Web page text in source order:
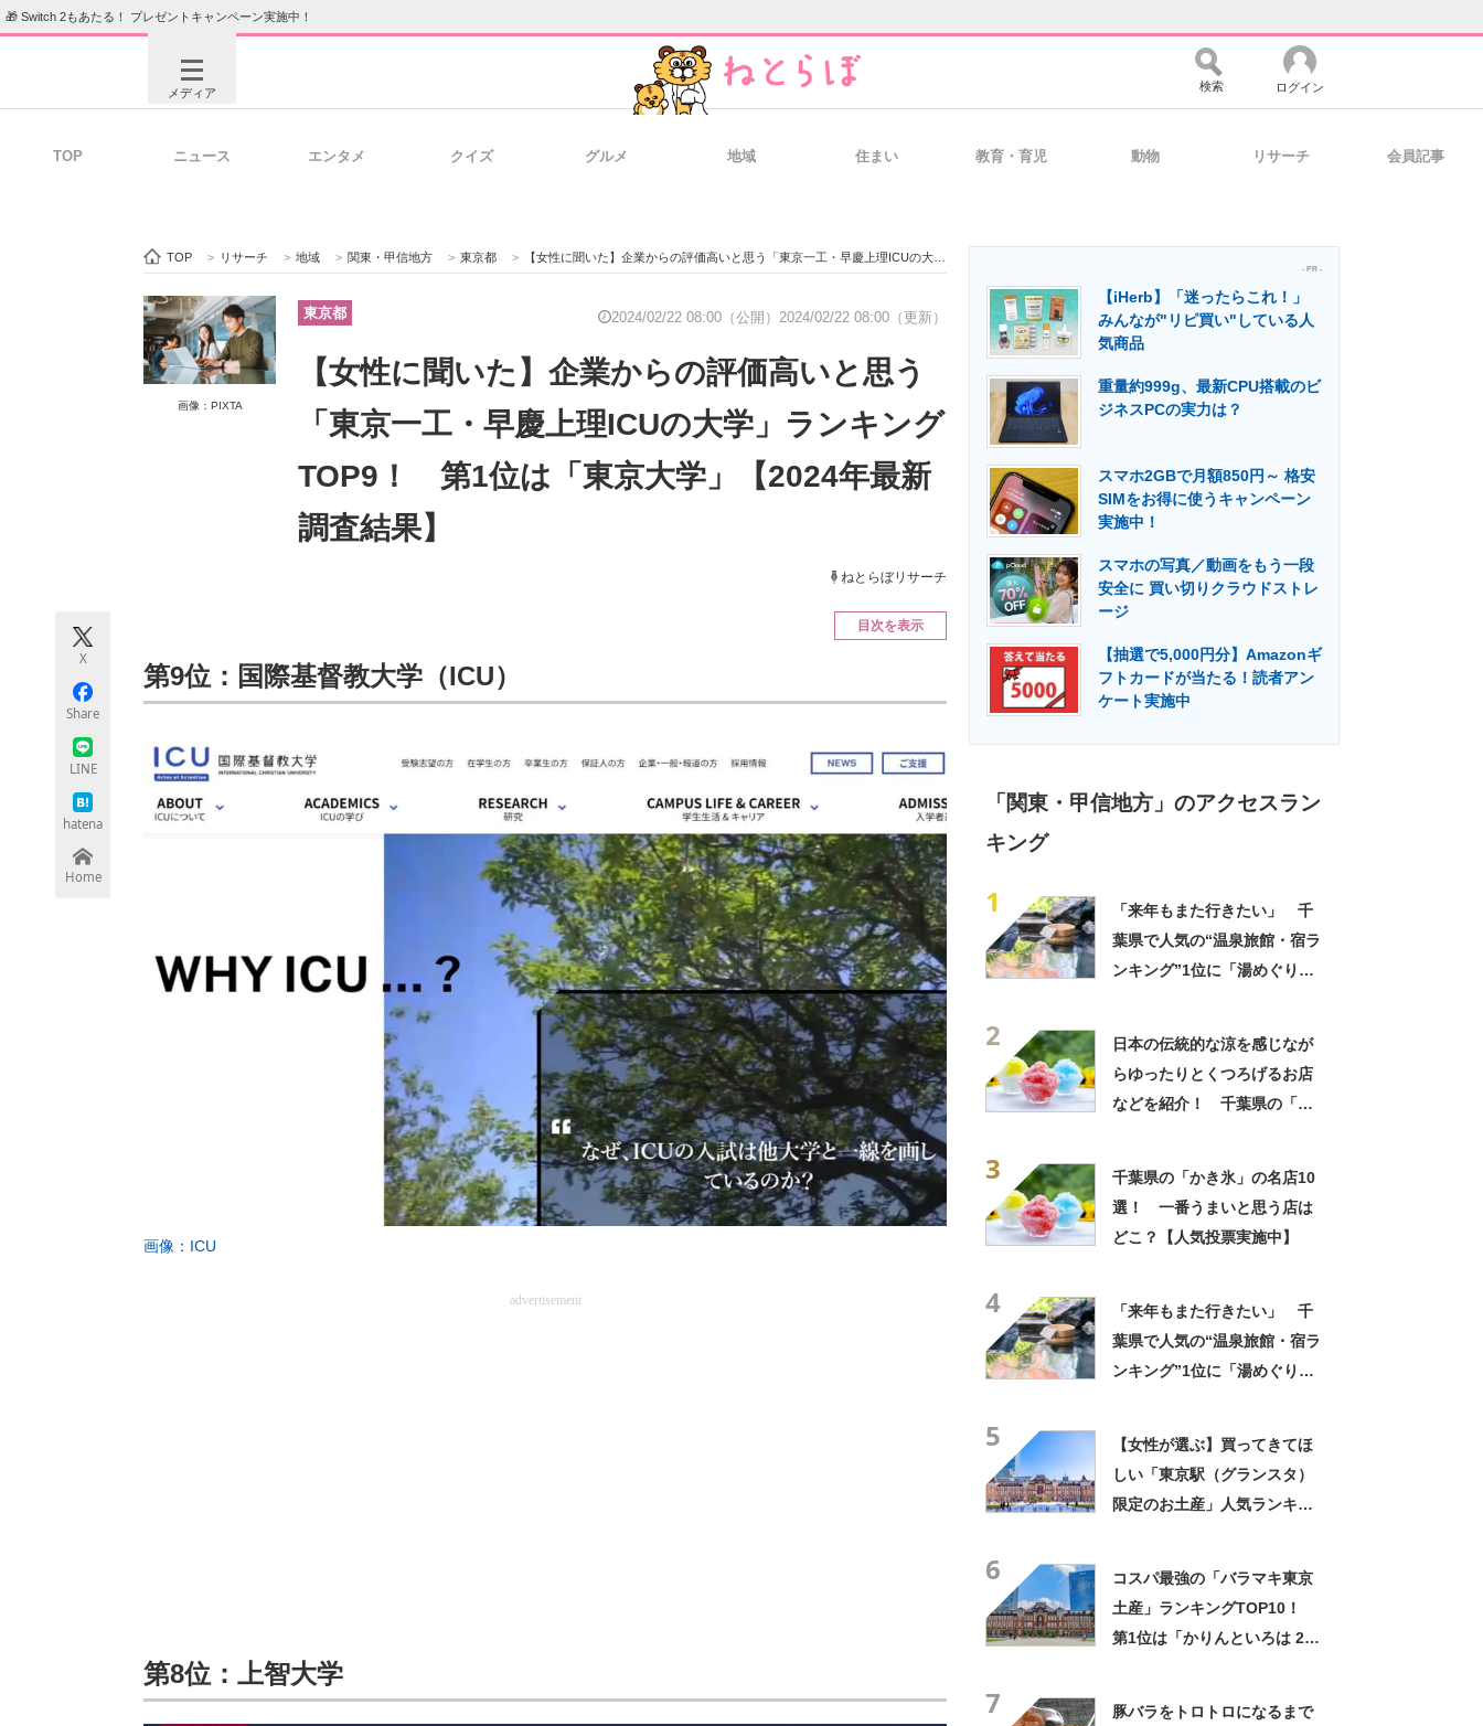
🎁 Switch 2もあたる！ プレゼントキャンペーン実施中！
メディア
ビジネスと働き方のヒント 経営リーダーのコミュニティ マーケ×ITの今がよく分かる
ITエンジニア向け専門サイト 企業向けIT製品の総合サイト IT製品の技術・比較・事例 製造業のIT導入・活用を支援
モノづくり技術者専門サイト エレクトロニクス専門サイト エネルギーの専門メディア 建設×テクノロジーの最前線
検索 ログイン
TOP ニュース エンタメ クイズ グルメ 地域 住まい 教育・育児 動物 リサーチ 会員記事
TOP > リサーチ > 地域 > 関東・甲信地方 > 東京都 > 【女性に聞いた】企業からの評価高いと思う「東京一工・早慶上理ICUの大学」ランキングTOP9！ 第1位は「東京大学」【2024年最新調査結果】
画像：PIXTA
東京都 2024/02/22 08:00（公開） 2024/02/22 08:00（更新）
【女性に聞いた】企業からの評価高いと思う
「東京一工・早慶上理ICUの大学」ランキング
TOP9！ 第1位は「東京大学」【2024年最新
調査結果】
ねとらぼリサーチ
X
Share
LINE
hatena
Home
目次を表示
第9位：国際基督教大学（ICU）
画像：ICU
advertisement
第8位：上智大学
- PR -
【iHerb】「迷ったらこれ！」
みんなが"リピ買い"している人
気商品
重量約999g、最新CPU搭載のビ
ジネスPCの実力は？
スマホ2GBで月額850円～ 格安
SIMをお得に使うキャンペーン
実施中！
スマホの写真／動画をもう一段
安全に 買い切りクラウドストレ
ージ
【抽選で5,000円分】Amazonギ
フトカードが当たる！読者アン
ケート実施中
「関東・甲信地方」のアクセスラン
キング
1
「来年もまた行きたい」 千
葉県で人気の“温泉旅館・宿ラ
ンキング”1位に「湯めぐりで
2
日本の伝統的な涼を感じなが
らゆったりとくつろげるお店
などを紹介！ 千葉県の「か
3
千葉県の「かき氷」の名店10
選！ 一番うまいと思う店は
どこ？【人気投票実施中】
4
「来年もまた行きたい」 千
葉県で人気の“温泉旅館・宿ラ
ンキング”1位に「湯めぐりで
5
【女性が選ぶ】買ってきてほ
しい「東京駅（グランスタ）
限定のお土産」人気ランキン
6
コスパ最強の「バラマキ東京
土産」ランキングTOP10！
第1位は「かりんといろは 24
7
豚バラをトロトロになるまで